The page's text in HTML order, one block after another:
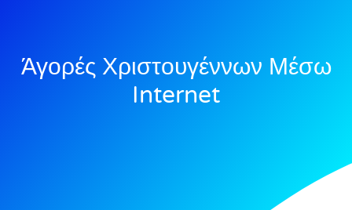
Άγορές Χριστουγέννων Μέσω
Internet